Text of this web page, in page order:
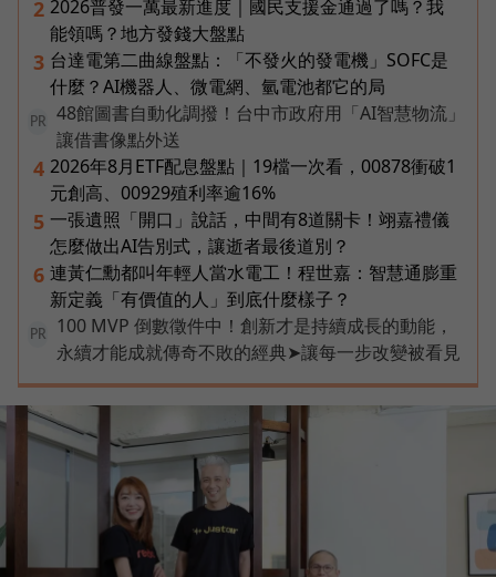
2 2026普發一萬最新進度｜國民支援金通過了嗎？我
能領嗎？地方發錢大盤點
3 台達電第二曲線盤點：「不發火的發電機」SOFC是
什麼？AI機器人、微電網、氫電池都它的局
PR
48館圖書自動化調撥！台中市政府用「AI智慧物流」
讓借書像點外送
4 2026年8月ETF配息盤點｜19檔一次看，00878衝破1
元創高、00929殖利率逾16%
5 一張遺照「開口」說話，中間有8道關卡！翊嘉禮儀
怎麼做出AI告別式，讓逝者最後道別？
6 連黃仁勳都叫年輕人當水電工！程世嘉：智慧通膨重
新定義「有價值的人」到底什麼樣子？
PR
100 MVP 倒數徵件中！創新才是持續成長的動能，
永續才能成就傳奇不敗的經典➤讓每一步改變被看見